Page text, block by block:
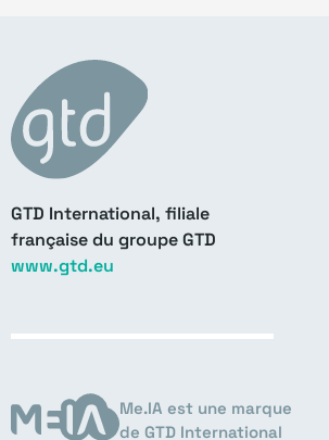
GTD International, filiale
française du groupe GTD
www.gtd.eu
Me.IA est une marque
de GTD International